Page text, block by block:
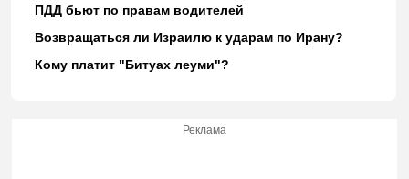
ПДД бьют по правам водителей
Возвращаться ли Израилю к ударам по Ирану?
Кому платит "Битуах леуми"?
Реклама